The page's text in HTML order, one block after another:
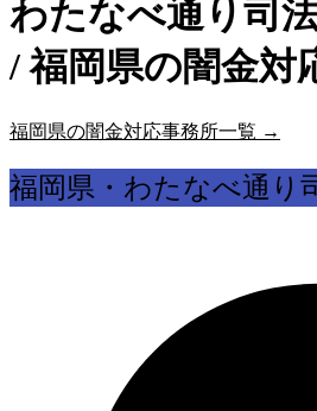
わたなべ通り司
/ 福岡県の闇金対
福岡県の闇金対応事務所一覧 →
福岡県・わたなべ通り